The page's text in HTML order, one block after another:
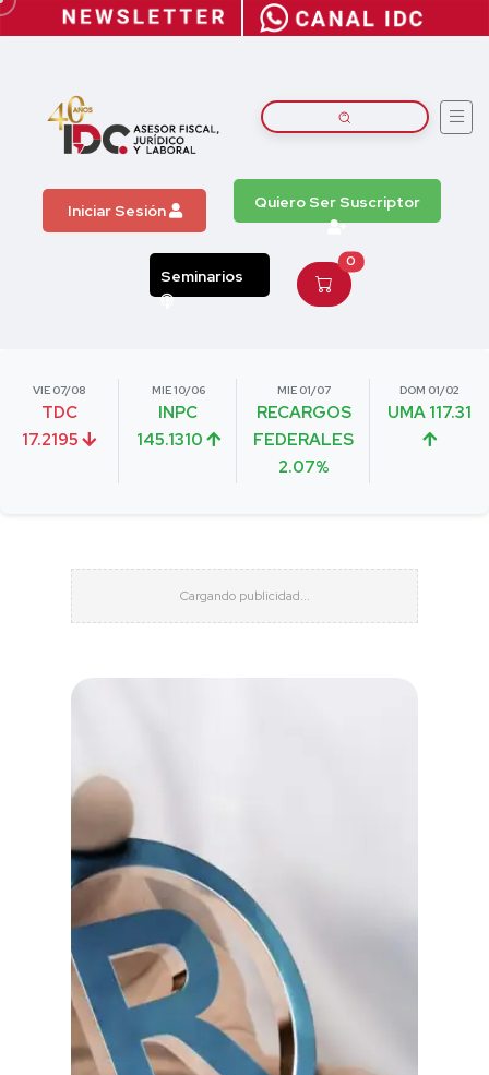
Iniciar Sesión Quiero Ser Suscriptor
Seminarios
0
VIE 07/08
TDC
17.2195
MIE 10/06
INPC
145.1310
MIE 01/07
RECARGOS
FEDERALES
2.07%
DOM 01/02
UMA 117.31